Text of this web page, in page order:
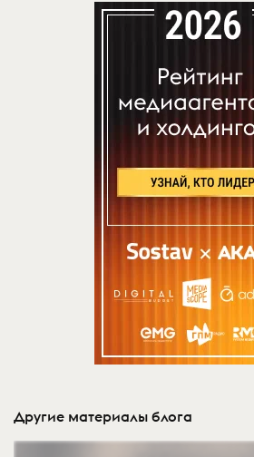
Другие материалы блога